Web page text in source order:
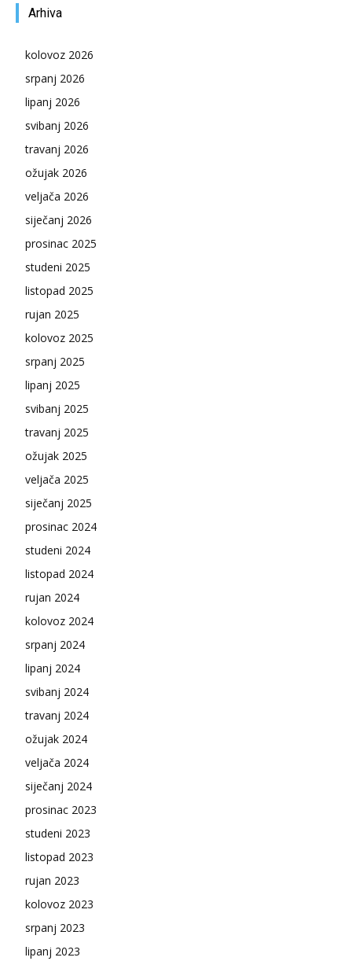
Arhiva
kolovoz 2026
srpanj 2026
lipanj 2026
svibanj 2026
travanj 2026
ožujak 2026
veljača 2026
siječanj 2026
prosinac 2025
studeni 2025
listopad 2025
rujan 2025
kolovoz 2025
srpanj 2025
lipanj 2025
svibanj 2025
travanj 2025
ožujak 2025
veljača 2025
siječanj 2025
prosinac 2024
studeni 2024
listopad 2024
rujan 2024
kolovoz 2024
srpanj 2024
lipanj 2024
svibanj 2024
travanj 2024
ožujak 2024
veljača 2024
siječanj 2024
prosinac 2023
studeni 2023
listopad 2023
rujan 2023
kolovoz 2023
srpanj 2023
lipanj 2023